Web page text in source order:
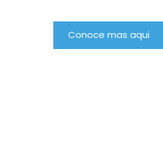
Conoce mas aqui